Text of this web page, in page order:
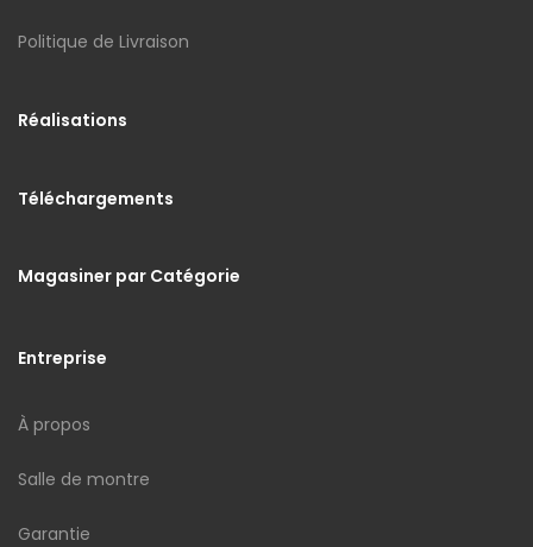
Politique de Livraison
Réalisations
Téléchargements
Magasiner par Catégorie
Entreprise
À propos
Salle de montre
Garantie